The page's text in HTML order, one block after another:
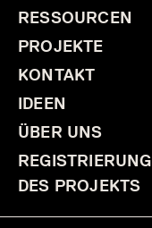
RESSOURCEN
PROJEKTE
KONTAKT
IDEEN
ÜBER UNS
REGISTRIERUNG
DES PROJEKTS